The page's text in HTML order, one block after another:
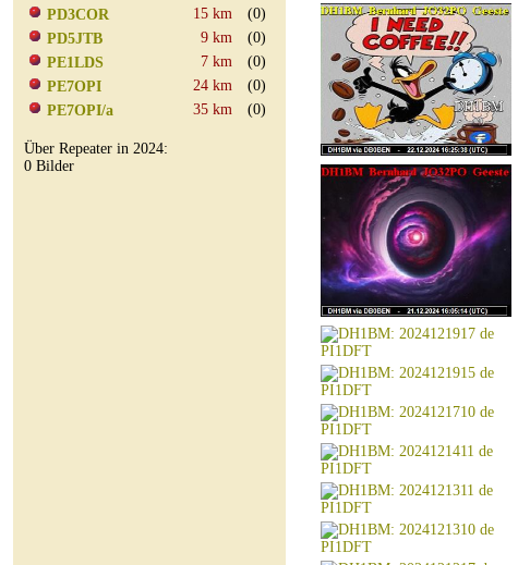
PD3COR
15 km
(0)
PD5JTB
9 km
(0)
PE1LDS
7 km
(0)
PE7OPI
24 km
(0)
PE7OPI/a
35 km (0)
Über Repeater in 2024:
0 Bilder